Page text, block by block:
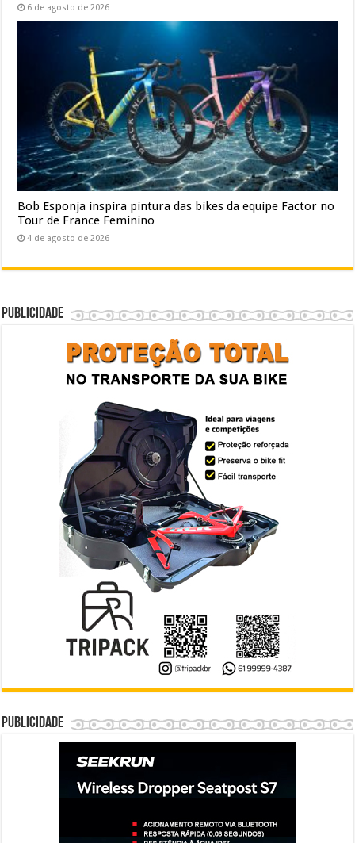
6 de agosto de 2026
Bob Esponja inspira pintura das bikes da equipe Factor no
Tour de France Feminino
4 de agosto de 2026
Publicidade
Publicidade